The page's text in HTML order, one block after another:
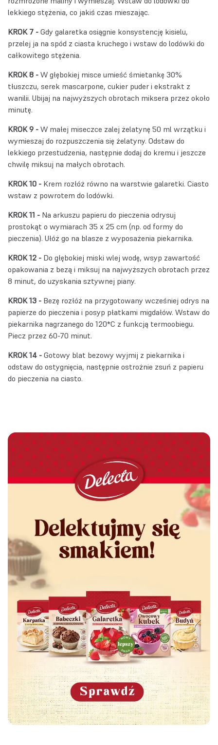
lekkiego stężenia, co jakiś czas mieszając.
KROK 7 - Gdy galaretka osiągnie konsystencję kisielu,
przelej ja na spód z ciasta kruchego i wstaw do lodówki do
całkowitego stężenia.
KROK 8 - W głębokiej misce umieść śmietankę 30%
tłuszczu, serek mascarpone, cukier puder i ekstrakt z
wanilii. Ubijaj na najwyższych obrotach miksera przez około
minutę.
KROK 9 - W małej miseczce zalej żelatynę 50 ml wrzątku i
wymieszaj do rozpuszczenia się żelatyny. Odstaw do
lekkiego przestudzenia, następnie dodaj do kremu i jeszcze
chwilę miksuj na małych obrotach.
KROK 10 - Krem rozłóż równo na warstwie galaretki. Ciasto
wstaw z powrotem do lodówki.
KROK 11 - Na arkuszu papieru do pieczenia odrysuj
prostokąt o wymiarach 35 x 25 cm (np. od formy do
pieczenia). Ułóż go na blasze z wyposażenia piekarnika.
KROK 12 - Do głębokiej miski wlej wodę, wsyp zawartość
opakowania z bezą i miksuj na najwyższych obrotach przez
8 minut, do uzyskania sztywnej piany.
KROK 13 - Bezę rozłóż na przygotowany wcześniej odrys na
papierze do pieczenia i posyp płatkami migdałów. Wstaw do
piekarnika nagrzanego do 120*C z funkcją termoobiegu.
Piecz przez 60-70 minut.
KROK 14 - Gotowy blat bezowy wyjmij z piekarnika i
odstaw do ostygnięcia, następnie ostrożnie zsuń z papieru
do pieczenia na ciasto.